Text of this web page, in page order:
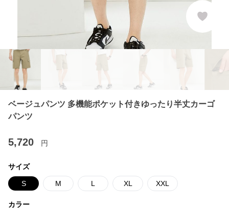
ベージュパンツ 多機能ポケット付きゆったり半丈カーゴ
パンツ
5,720 円
サイズ
S M L XL XXL
カラー